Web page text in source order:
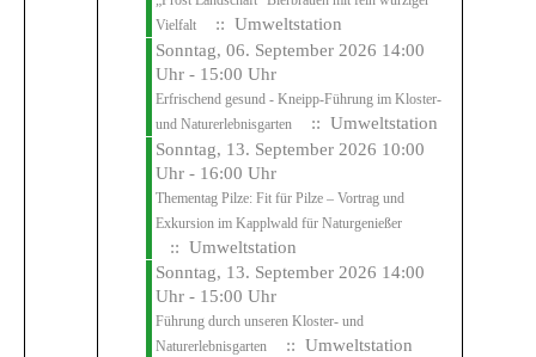
Vielfalt
:: Umweltstation
Sonntag, 06. September 2026 14:00
Uhr - 15:00 Uhr
Erfrischend gesund - Kneipp-Führung im Kloster-
und Naturerlebnisgarten
:: Umweltstation
Sonntag, 13. September 2026 10:00
Uhr - 16:00 Uhr
Thementag Pilze: Fit für Pilze – Vortrag und
Exkursion im Kapplwald für Naturgenießer
:: Umweltstation
Sonntag, 13. September 2026 14:00
Uhr - 15:00 Uhr
Führung durch unseren Kloster- und
Naturerlebnisgarten
:: Umweltstation